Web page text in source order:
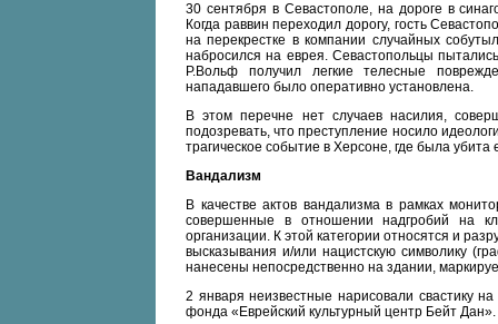
30 сентября в Севастополе, на дороге в
Когда раввин переходил дорогу, гость
на перекрестке в компании случайных
набросился на еврея. Севастопольцы
Р.Вольф получил легкие телесные
нападавшего было оперативно установлена.
В этом перечне нет случаев насилия,
подозревать, что преступление носило
трагическое событие в Херсоне, где была
Вандализм
В качестве актов вандализма в рамках
совершенные в отношении надгробий на
организации. К этой категории относятся и
высказывания и/или нацистскую символику
нанесены непосредственно на здании,
2 января неизвестные нарисовали свастику
фонда «Еврейский культурный центр Бейт Дан».